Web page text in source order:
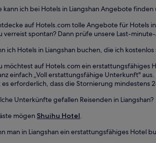
kann ich bei Hotels in Liangshan Angebote finden
auf Hotels.com tolle Angebote für Hotels
verreist spontan? Dann prüfe unsere Last-
ich Hotels in Liangshan buchen, die ich
möchtest auf Hotels.com ein erstattungsfähiges
einfach „Voll erstattungsfähige Unterkunft"
es erforderlich, dass die Stornierung mindestens
Unterkünfte gefallen Reisenden in Liangshan?
mögen Shuihu Hotel.
man in Liangshan ein erstattungsfähiges Hotel